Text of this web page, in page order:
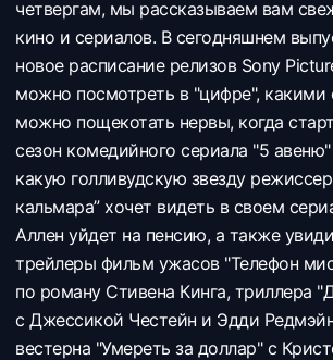
четвергам, мы рассказываем вам
кино и сериалов. В сегодняшнем
новое расписание релизов Sony
можно посмотреть в "цифре",
можно пощекотать нервы, когда
сезон комедийного сериала "5
какую голливудскую звезду
кальмара” хочет видеть в своем
Аллен уйдет на пенсию, а также
трейлеры фильм ужасов "Телефон
по роману Стивена Кинга, триллера
с Джессикой Честейн и Эдди
вестерна "Умереть за доллар" с